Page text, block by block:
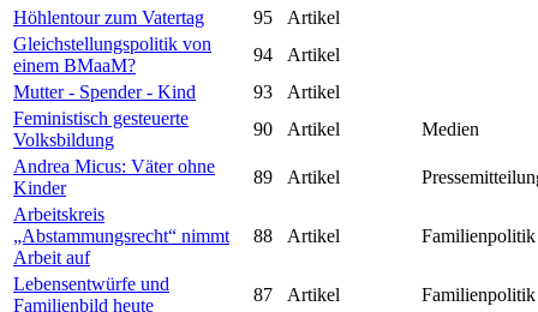
Höhlentour zum Vatertag
95
Artikel
Gleichstellungspolitik von
einem BMaaM?
94
Artikel
Mutter - Spender - Kind
93
Artikel
Feministisch gesteuerte
Volksbildung
90 Artikel
Medien
Andrea Micus: Väter ohne
Kinder
89 Artikel
Arbeitskreis
„Abstammungsrecht“ nimmt
Arbeit auf
88 Artikel Familienpolitik
Lebensentwürfe und
Familienbild heute
87 Artikel
Familienpolitik